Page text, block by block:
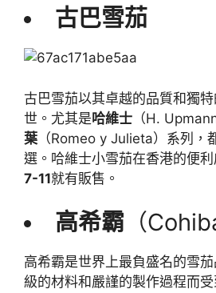
古巴雪茄
古巴雪茄以其卓越的品質和獨
世。尤其是哈維士 （H.
葉 （Romeo y Julieta）系列，
選。哈維士小雪茄在香港的便
7-11就有販售。
高希霸 （
高希霸是世界上最負盛名的雪
級的材料和嚴謹的製作過程而